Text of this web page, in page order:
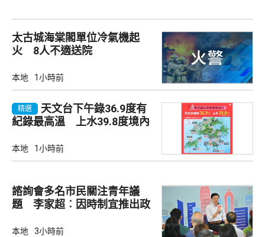
太古城海棠閣單位冷氣機起
火 8人不適送院
本地 1小時前
精選
天文台下午錄36.9度有
紀錄最高溫 上水39.8度境內
本地 1小時前
諮詢會多名市民關注青年議
題 李家超︰因時制宜推出政
本地 3小時前